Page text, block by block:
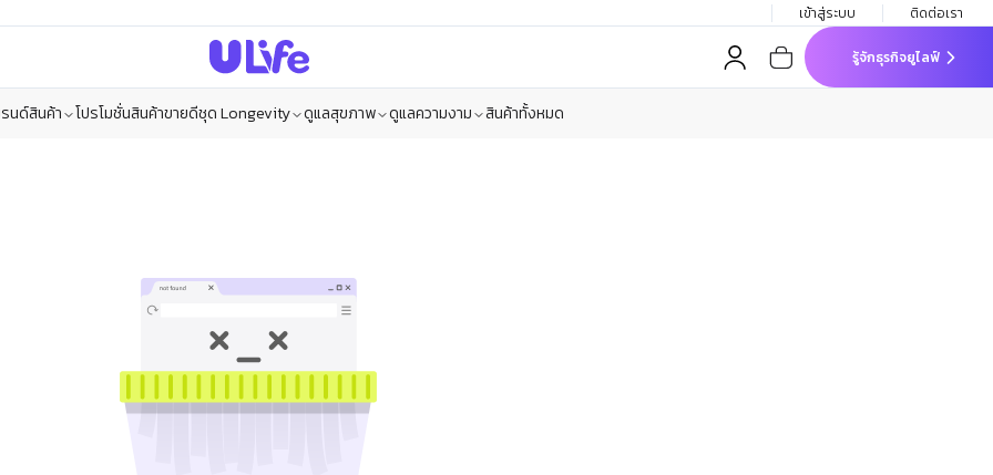
เข้าสู่ระบบ ติดต่อเรา
รู้จักธุรกิจยูไลฟ์
นด์สินค้า โปรโมชั่นสินค้าขายดีชุด Longevity ดูแลสุขภาพ ดูแลความงาม สินค้าทั้งหมด